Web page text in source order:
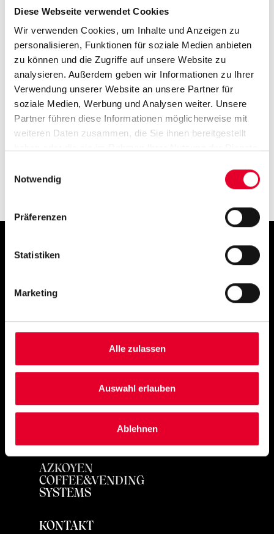
Diese Webseite verwendet Cookies
Wir verwenden Cookies, um Inhalte und Anzeigen zu
personalisieren, Funktionen für soziale Medien anbieten
zu können und die Zugriffe auf unsere Website zu
analysieren. Außerdem geben wir Informationen zu Ihrer
Verwendung unserer Website an unsere Partner für
soziale Medien, Werbung und Analysen weiter. Unsere
Partner führen diese Informationen möglicherweise mit
weiteren Daten zusammen, die Sie ihnen bereitgestellt
Notwendig
Präferenzen
Statistiken
Marketing
Alle zulassen
Auswahl erlauben
Ablehnen
Button Gourmet von Azkoyen
Red Dot-Preis für das ...
Der Automat von Azkoyen
wurde von der Vending-
Bran...
Simply
exquisite
PRODUKTE
AZKOYEN
COFFEE&VENDING
SYSTEMS
KONTAKT